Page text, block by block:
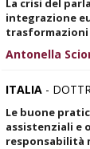
La crisi del
integrazione
trasformazioni
Antonella
ITALIA -
Le buone
assistenziali e
responsabilità